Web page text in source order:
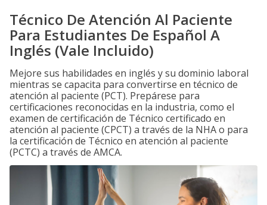
Técnico De Atención Al Paciente
Para Estudiantes De Español A
Inglés (Vale Incluido)
Mejore sus habilidades en inglés y su dominio laboral
mientras se capacita para convertirse en técnico de
atención al paciente (PCT). Prepárese para
certificaciones reconocidas en la industria, como el
examen de certificación de Técnico certificado en
atención al paciente (CPCT) a través de la NHA o para
la certificación de Técnico en atención al paciente
(PCTC) a través de AMCA.